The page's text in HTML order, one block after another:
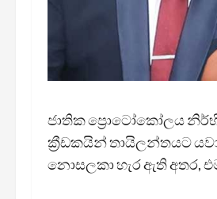
ජාතික ප්‍රොටෝකෝලය
ක්‍රීඩකයින් තායිලන්තයට යවා
නොසලකා හැර ඇති අතර,